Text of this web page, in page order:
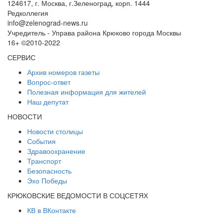
124617, г. Москва, г.Зеленоград, корп. 1444
Редколлегия
info@zelenograd-news.ru
Учредитель - Управа района Крюково города Москвы
16+ ©2010-2022
СЕРВИС
Архив номеров газеты
Вопрос-ответ
Полезная информация для жителей
Наш депутат
НОВОСТИ
Новости столицы
События
Здравоохранение
Транспорт
Безопасность
Эхо Победы
КРЮКОВСКИЕ ВЕДОМОСТИ В СОЦСЕТЯХ
КВ в ВКонтакте